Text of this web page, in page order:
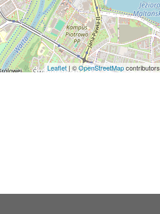
Leaflet| ©OpenStreetMapcontributors